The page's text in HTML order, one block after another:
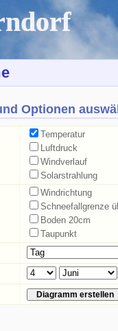
Optionen
Temperatur
Luftdruck
Windverlauf
Solarstrahlung
Windrichtung
Schneefallgrenze
Boden 20cm
Taupunkt